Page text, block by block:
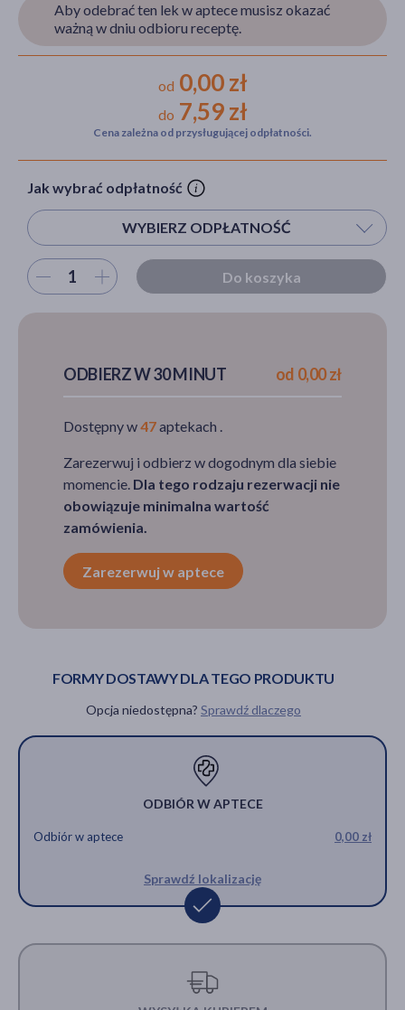
Hit
Aby odebrać ten lek w aptece musisz okazać
ważną w dniu odbioru receptę.
od 0,00 zł
do 7,59 zł
Cena zależna od przysługującej odpłatności.
Jak wybrać odpłatność
WYBIERZ ODPŁATNOŚĆ
Wybierz ilość Do koszyka
ODBIERZ W 30 MINUT od 0,00 zł
Dostępny w47aptekach .
Zarezerwuj i odbierz w dogodnym dla siebie
momencie. Dla tego rodzaju rezerwacji nie
obowiązuje minimalna wartość
zamówienia.
Zarezerwuj w aptece
FORMY DOSTAWY DLA TEGO PRODUKTU
Opcja niedostępna? Sprawdź dlaczego
ODBIÓR W APTECE
Odbiór w aptece 0,00 zł
Sprawdź lokalizację